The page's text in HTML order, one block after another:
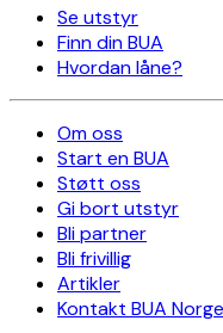
Se utstyr
Finn din BUA
Hvordan låne?
Om oss
Start en BUA
Støtt oss
Gi bort utstyr
Bli partner
Bli frivillig
Artikler
Kontakt BUA Norge